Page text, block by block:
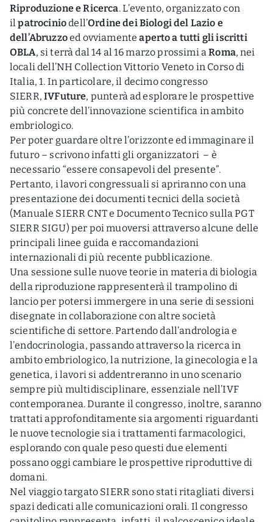
Riproduzione e Ricerca. L’evento, organizzato con
ilpatrociniodell’Ordine dei Biologi del Lazio e
dell’Abruzzoed ovviamenteaperto a tutti gli iscritti
OBLA, si terrà dal 14 al 16 marzo prossimi aRoma, nei
locali dell’NH Collection Vittorio Veneto in Corso di
Italia, 1. In particolare, il decimo congresso
SIERR,IVFuture, punterà ad esplorare le prospettive
più concrete dell’innovazione scientifica in ambito
embriologico.
Per poter guardare oltre l’orizzonte ed immaginare il
futuro – scrivono infatti gli organizzatori – è
necessario “essere consapevoli del presente”.
Pertanto, i lavori congressuali si apriranno con una
presentazione dei documenti tecnici della società
(Manuale SIERR CNT e Documento Tecnico sulla PGT
SIERR SIGU) per poi muoversi attraverso alcune delle
principali linee guida e raccomandazioni
internazionali di più recente pubblicazione.
Una sessione sulle nuove teorie in materia di biologia
della riproduzione rappresenterà il trampolino di
lancio per potersi immergere in una serie di sessioni
disegnate in collaborazione con altre società
scientifiche di settore. Partendo dall’andrologia e
l’endocrinologia, passando attraverso la ricerca in
ambito embriologico, la nutrizione, la ginecologia e la
genetica, i lavori si addentreranno in uno scenario
sempre più multidisciplinare, essenziale nell’IVF
contemporanea. Durante il congresso, inoltre, saranno
trattati approfonditamente sia argomenti riguardanti
le nuove tecnologie sia i trattamenti farmacologici,
esplorando con quale peso questi due elementi
possano oggi cambiare le prospettive riproduttive di
domani.
Nel viaggio targato SIERR sono stati ritagliati diversi
spazi dedicati alle comunicazioni orali. Il congresso